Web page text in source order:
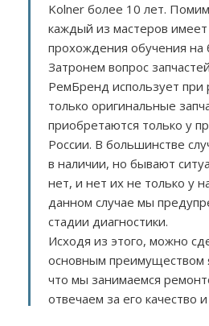
Kolner более 10 лет.
каждый из мастеров
прохождения обучения на
Затронем вопрос
РемБренд использует при
только оригинальные
приобретаются только у
России. В большинстве
в наличии, но бывают
нет, и нет их не только у
данном случае мы
стадии диагностики.
Исходя из этого, можно
основным преимуществом
что мы занимаемся
отвечаем за его качество